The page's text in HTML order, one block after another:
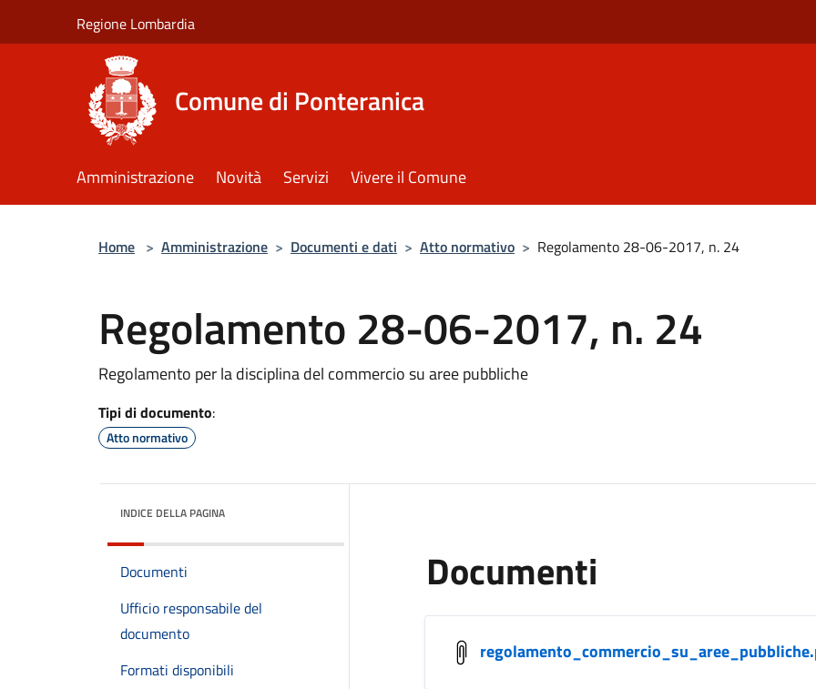
Regione Lombardia
Comune di Ponteranica
Amministrazione Novità Servizi Vivere il Comune
Home > Amministrazione > Documenti e dati > Atto normativo > Regolamento 28-06-2017, n. 24
Regolamento 28-06-2017, n. 24
Regolamento per la disciplina del commercio su aree pubbliche
Tipi di documento:
Atto normativo
INDICE DELLA PAGINA
Documenti
Ufficio responsabile del
documento
Formati disponibili
Documenti